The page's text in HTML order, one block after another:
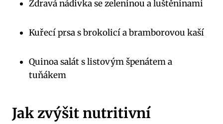
Zdravá ⁣nádivka ⁤se⁢ zeleninou a luštěninami
Kuřecí prsa s brokolicí a bramborovou kaší
Quinoa salát s listovým špenátem a
⁤tuňákem
Jak zvýšit nutritivní